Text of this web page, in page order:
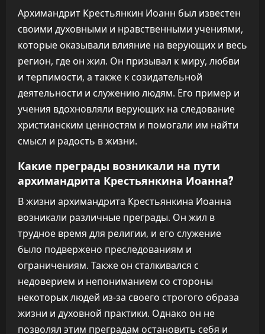
Архимандрит Крестьянкин Иоанн был известен
своими духовными и нравственными учениями,
которые оказывали влияние на верующих и весь
регион, где он жил. Он призывал к миру, любви
и терпимости, а также к созидательной
деятельности и служению людям. Его пример и
учения вдохновляли верующих на следование
христианским ценностям и помогали им найти
смысл и радость в жизни.
Какие преграды возникали на пути
архимандрита Крестьянкина Иоанна?
В жизни архимандрита Крестьянкина Иоанна
возникали различные преграды. Он жил в
трудное время для религии, и его служение
было подвержено преследованиям и
ограничениям. Также он сталкивался с
недоверием и непониманием со стороны
некоторых людей из-за своего строгого образа
жизни и духовной практики. Однако он не
позволял этим преградам остановить себя и